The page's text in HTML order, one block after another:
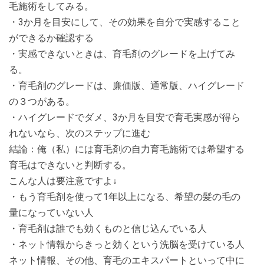
毛施術をしてみる。
・3か月を目安にして、その効果を自分で実感すること
ができるか確認する
・実感できないときは、育毛剤のグレードを上げてみ
る。
・育毛剤のグレードは、廉価版、通常版、ハイグレード
の３つがある。
・ハイグレードでダメ、3か月を目安で育毛実感が得ら
れないなら、次のステップに進む
結論：俺（私）には育毛剤の自力育毛施術では希望する
育毛はできないと判断する。
こんな人は要注意ですよ↓
・もう育毛剤を使って1年以上になる、希望の髪の毛の
量になっていない人
・育毛剤は誰でも効くものと信じ込んでいる人
・ネット情報からきっと効くという洗脳を受けている人
ネット情報、その他、育毛のエキスパートといって中に